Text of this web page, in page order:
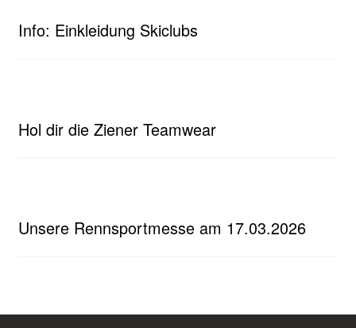
Info: Einkleidung Skiclubs
Hol dir die Ziener Teamwear
Unsere Rennsportmesse am 17.03.2026